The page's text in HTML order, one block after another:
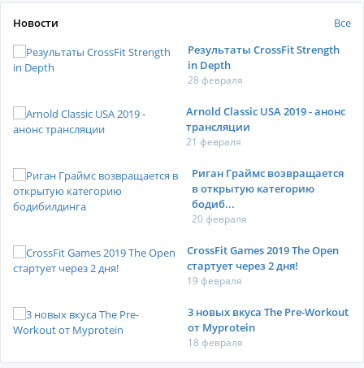
Новости
Все
Результаты CrossFit Strength
in Depth
28 февраля
Arnold Classic USA 2019 - анонс
трансляции
21 февраля
Риган Граймс возвращается
в открытую категорию
бодиб...
20 февраля
CrossFit Games 2019 The Open
стартует через 2 дня!
19 февраля
3 новых вкуса The Pre-Workout
от Myprotein
18 февраля